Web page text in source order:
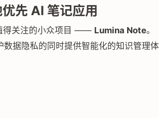
先 AI 笔记应用
得关注的小众项目 —— Lumina Note。
数据隐私的同时提供智能化的知识管理体